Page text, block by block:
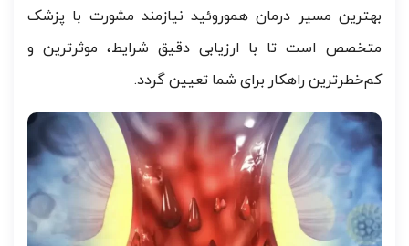
بهترین مسیر درمان هموروئید نیازمند مشورت با پزشک
متخصص است تا با ارزیابی دقیق شرایط، موثرترین و
کم‌خطرترین راهکار برای شما تعیین گردد.